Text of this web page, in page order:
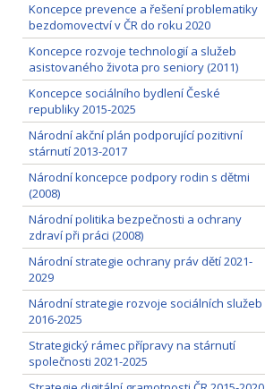
Koncepce prevence a řešení problematiky
bezdomovectví v ČR do roku 2020
Koncepce rozvoje technologií a služeb
asistovaného života pro seniory (2011)
Koncepce sociálního bydlení České
republiky 2015-2025
Národní akční plán podporující pozitivní
stárnutí 2013-2017
Národní koncepce podpory rodin s dětmi
(2008)
Národní politika bezpečnosti a ochrany
zdraví při práci (2008)
Národní strategie ochrany práv dětí 2021-
2029
Národní strategie rozvoje sociálních služeb
2016-2025
Strategický rámec přípravy na stárnutí
společnosti 2021-2025